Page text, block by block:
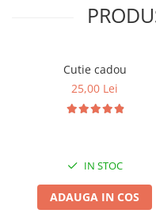
Cutie cadou
25,00 Lei
IN STOC
ADAUGA IN COS